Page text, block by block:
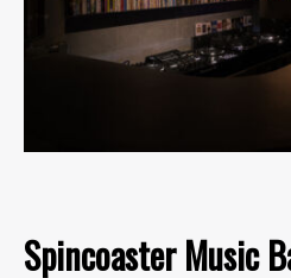
Spincoaster Music